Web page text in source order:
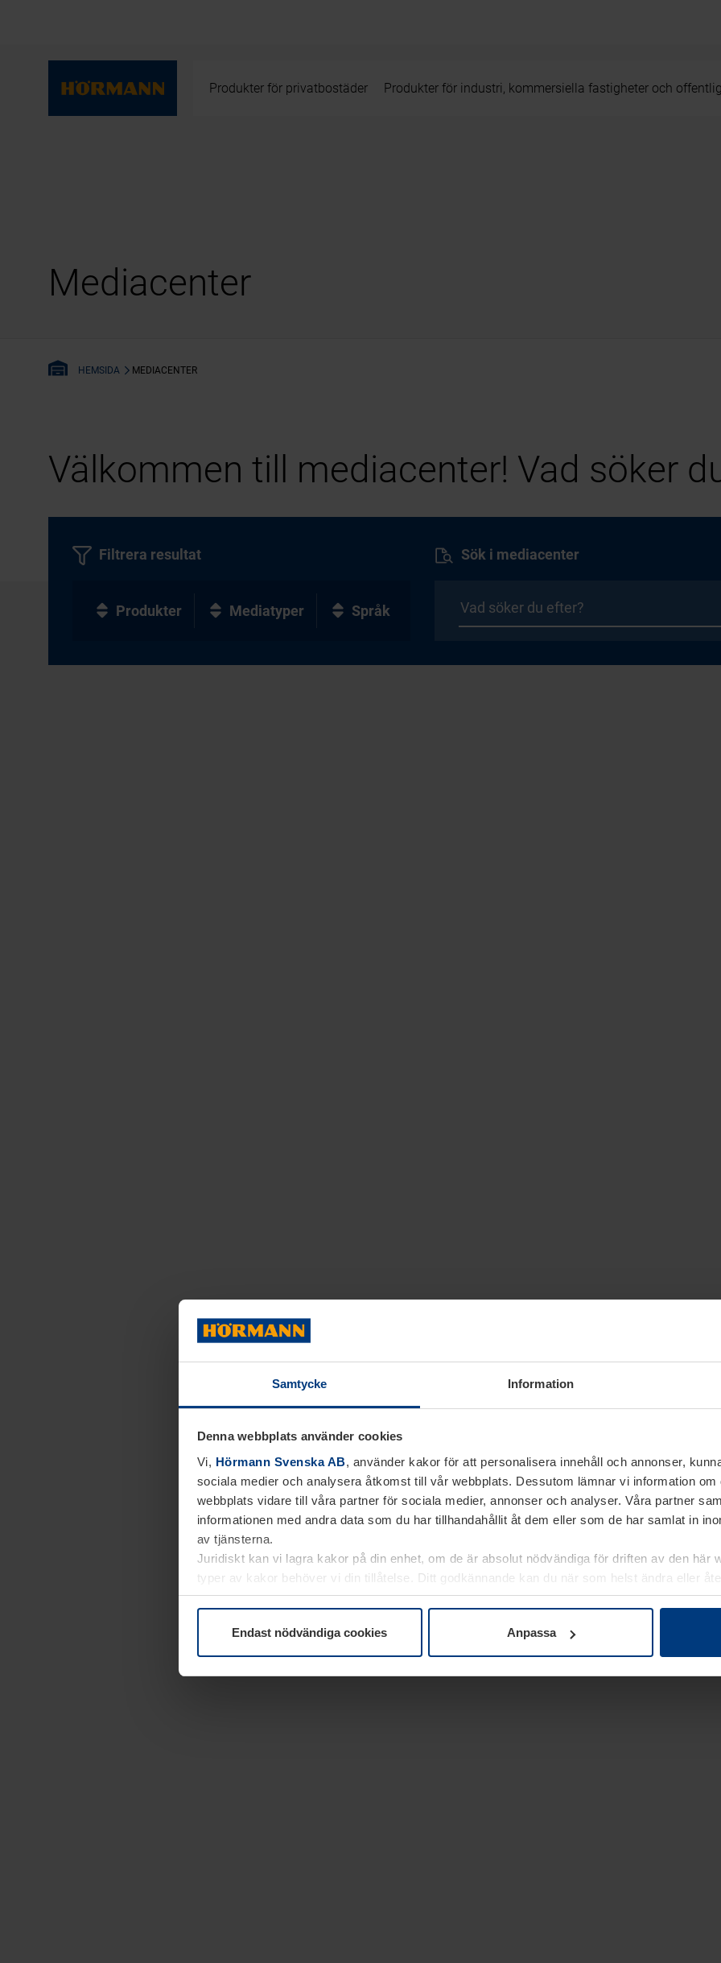
Samtycke Information
Denna webbplats använder cookies
Vi, Hörmann Svenska AB, använder kakor för att personalisera innehåll och annonser,
sociala medier och analysera åtkomst till vår webbplats. Dessutom lämnar vi information om
webbplats vidare till våra partner för sociala medier, annonser och analyser. Våra partner
informationen med andra data som du har tillhandahållit åt dem eller som de har samlat in
av tjänsterna.
Juridiskt kan vi lagra kakor på din enhet, om de är absolut nödvändiga för driften av den här
typer av kakor behöver vi din tillåtelse. Ditt godkännande kan du när som helst ändra eller
kakor underDataskyddsförklaringpå vår webbplats.
Endast nödvändiga cookies Anpassa
Produkter för privatbostäder Produkter för industri, kommersiella fastigheter och
Mediacenter
HEMSIDA MEDIACENTER
Välkommen till mediacenter! Vad söker
Sök i mediacenter
Filtrera resultat
Produkter Mediatyper Språk